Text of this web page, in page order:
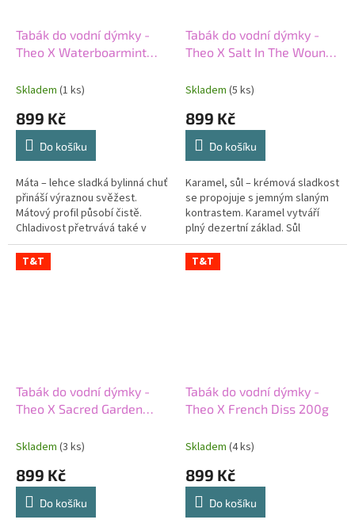
Tabák do vodní dýmky -
Theo X Waterboarmint
Skladem (1 ks)
899 Kč
Do košíku
Máta – lehce sladká bylinná chuť
přináší výraznou svěžest.
Mátový profil působí čistě.
Chladivost přetrvává také v
dochuti. Silný tabák dodává
směsi plnější základ. Theo X...
Tabák do vodní dýmky -
Theo X Salt In The Wound
Skladem (5 ks)
899 Kč
Do košíku
Karamel, sůl – krémová sladkost
se propojuje s jemným slaným
kontrastem. Karamel vytváří
plný dezertní základ. Sůl
zvýrazňuje jeho hloubku. Silný
tabák dodává kombinaci...
T&T
Tabák do vodní dýmky -
Theo X Sacred Garden
Skladem (3 ks)
899 Kč
Do košíku
T&T
Tabák do vodní dýmky -
Theo X French Diss 200g
Skladem (4 ks)
899 Kč
Do košíku